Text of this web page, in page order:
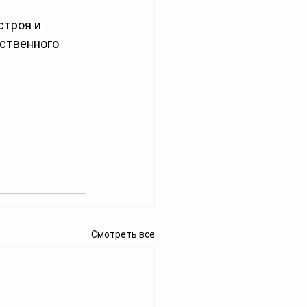
и
Смотреть все